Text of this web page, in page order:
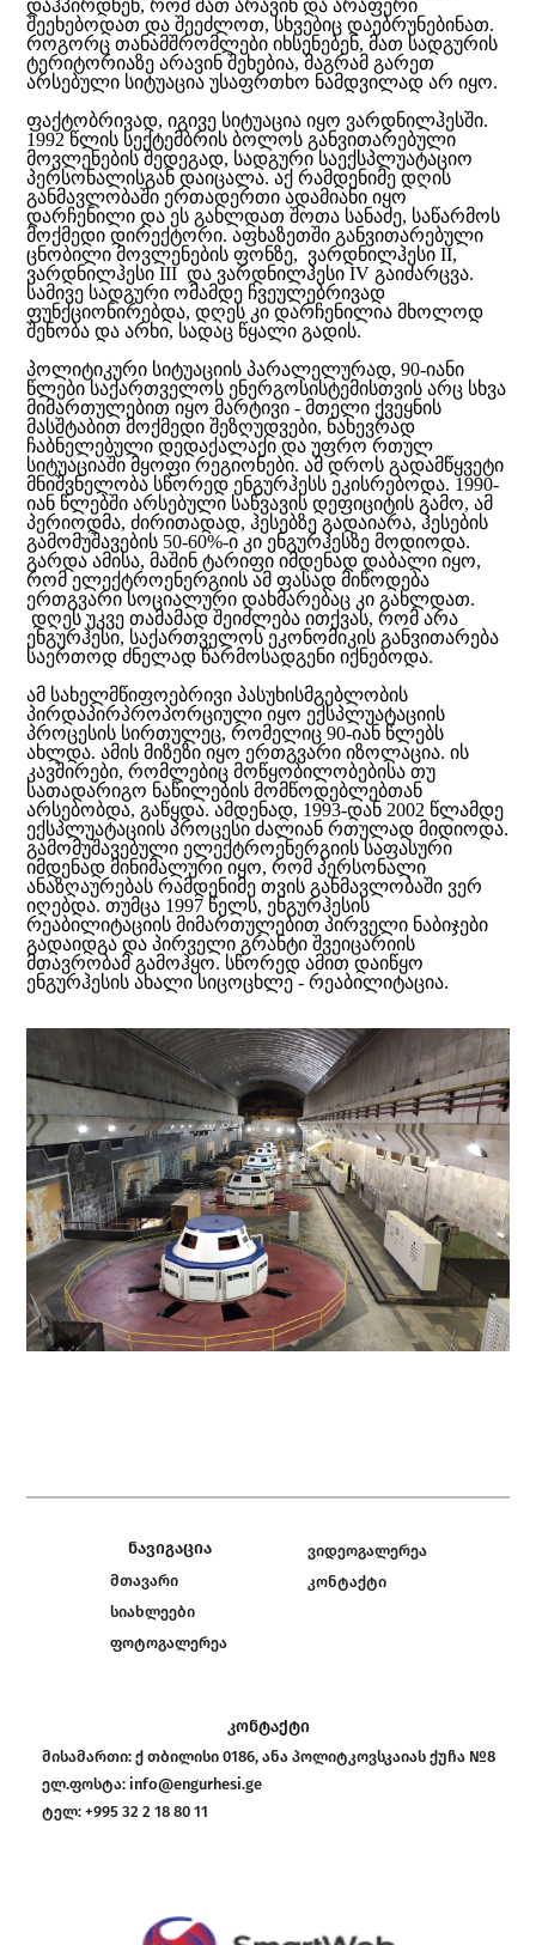
დაჰპირდნენ, რომ მათ არავინ და არაფერი
შეეხებოდათ და შეეძლოთ, სხვებიც დაებრუნებინათ.
როგორც თანამშრომლები იხსენებენ, მათ სადგურის
ტერიტორიაზე არავინ შეხებია, მაგრამ გარეთ
არსებული სიტუაცია უსაფრთხო ნამდვილად არ იყო.
ფაქტობრივად, იგივე სიტუაცია იყო ვარდნილჰესში.
1992 წლის სექტემბრის ბოლოს განვითარებული
მოვლენების შედეგად, სადგური საექსპლუატაციო
პერსონალისგან დაიცალა. აქ რამდენიმე დღის
განმავლობაში ერთადერთი ადამიანი იყო
დარჩენილი და ეს გახლდათ შოთა სანაძე, საწარმოს
მოქმედი დირექტორი. აფხაზეთში განვითარებული
ცნობილი მოვლენების ფონზე, ვარდნილჰესი II,
ვარდნილჰესი III და ვარდნილჰესი IV გაიძარცვა.
სამივე სადგური ომამდე ჩვეულებრივად
ფუნქციონირებდა, დღეს კი დარჩენილია მხოლოდ
შენობა და არხი, სადაც წყალი გადის.
პოლიტიკური სიტუაციის პარალელურად, 90-იანი
წლები საქართველოს ენერგოსისტემისთვის არც სხვა
მიმართულებით იყო მარტივი - მთელი ქვეყნის
მასშტაბით მოქმედი შეზღუდვები, ნახევრად
ჩაბნელებული დედაქალაქი და უფრო რთულ
სიტუაციაში მყოფი რეგიონები. ამ დროს გადამწყვეტი
მნიშვნელობა სწორედ ენგურჰესს ეკისრებოდა. 1990-
იან წლებში არსებული საწვავის დეფიციტის გამო, ამ
პერიოდმა, ძირითადად, ჰესებზე გადაიარა, ჰესების
გამომუშავების 50-60%-ი კი ენგურჰესზე მოდიოდა.
გარდა ამისა, მაშინ ტარიფი იმდენად დაბალი იყო,
რომ ელექტროენერგიის ამ ფასად მიწოდება
ერთგვარი სოციალური დახმარებაც კი გახლდათ.
დღეს უკვე თამამად შეიძლება ითქვას, რომ არა
ენგურჰესი, საქართველოს ეკონომიკის განვითარება
საერთოდ ძნელად წარმოსადგენი იქნებოდა.
ამ სახელმწიფოებრივი პასუხისმგებლობის
პირდაპირპროპორციული იყო ექსპლუატაციის
პროცესის სირთულეც, რომელიც 90-იან წლებს
ახლდა. ამის მიზეზი იყო ერთგვარი იზოლაცია. ის
კავშირები, რომლებიც მოწყობილობებისა თუ
სათადარიგო ნაწილების მომწოდებლებთან
არსებობდა, გაწყდა. ამდენად, 1993-დან 2002 წლამდე
ექსპლუატაციის პროცესი ძალიან რთულად მიდიოდა.
გამომუშავებული ელექტროენერგიის საფასური
იმდენად მინიმალური იყო, რომ პერსონალი
ანაზღაურებას რამდენიმე თვის განმავლობაში ვერ
იღებდა. თუმცა 1997 წელს, ენგურჰესის
რეაბილიტაციის მიმართულებით პირველი ნაბიჯები
გადაიდგა და პირველი გრანტი შვეიცარიის
მთავრობამ გამოჰყო. სწორედ ამით დაიწყო
ენგურჰესის ახალი სიცოცხლე - რეაბილიტაცია.
ნავიგაცია
მთავარი
სიახლეები
ფოტოგალერეა
ვიდეოგალერეა
კონტაქტი
კონტაქტი
მისამართი: ქ თბილისი 0186, ანა პოლიტკოვსკაიას ქუჩა №8
ელ.ფოსტა: info@engurhesi.ge
ტელ: +995 32 2 18 80 11